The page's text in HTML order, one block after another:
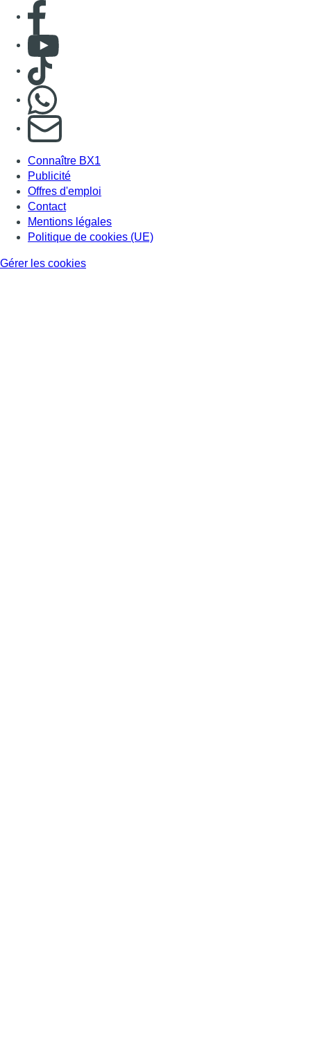
Offres d'emploi
Contact
Mentions légales
Politique de cookies (UE)
Gérer les cookies